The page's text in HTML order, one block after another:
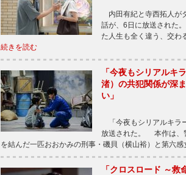
内田有紀と寺西拓人が
話が、6日に放送された
た人生も全く違う、交わ
続きを読む
「今夜もシリアルキ
渚）の共犯関係が深
い」
「今夜もシリアルキラ
放送された。 本作は、
を結んだ一匹おおかみの刑事・磯貝（横山裕）と第六
「クロスロード ～